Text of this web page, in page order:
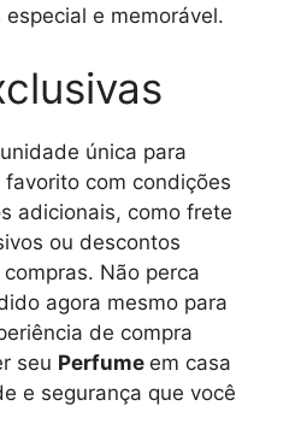
e memorável.
única para
com condições
adicionais, como frete
ou descontos
Não perca
agora mesmo para
de compra
seu Perfume em casa
e segurança que você